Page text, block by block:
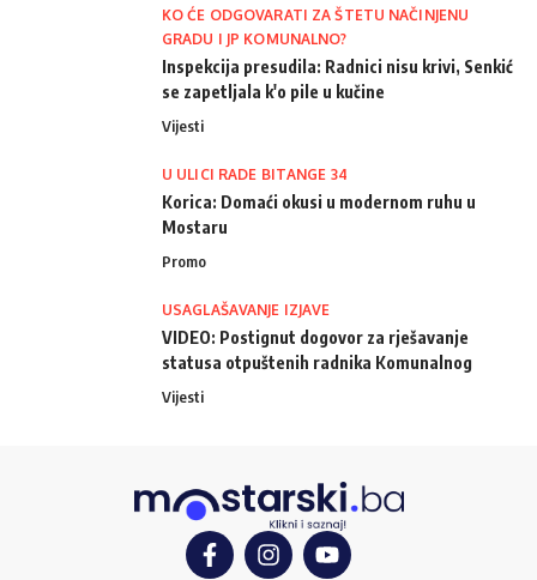
KO ĆE ODGOVARATI ZA ŠTETU NAČINJENU
GRADU I JP KOMUNALNO?
Inspekcija presudila: Radnici nisu krivi, Senkić
se zapetljala k'o pile u kučine
Vijesti
U ULICI RADE BITANGE 34
Korica: Domaći okusi u modernom ruhu u
Mostaru
Promo
USAGLAŠAVANJE IZJAVE
VIDEO: Postignut dogovor za rješavanje
statusa otpuštenih radnika Komunalnog
Vijesti